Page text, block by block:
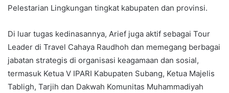
Pelestarian Lingkungan tingkat kabupaten dan provinsi.
Di luar tugas kedinasannya, Arief juga aktif sebagai Tour
Leader di Travel Cahaya Raudhoh dan memegang berbagai
jabatan strategis di organisasi keagamaan dan sosial,
termasuk Ketua V IPARI Kabupaten Subang, Ketua Majelis
Tabligh, Tarjih dan Dakwah Komunitas Muhammadiyah